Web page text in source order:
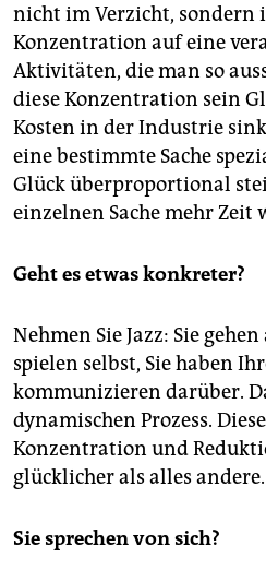
nicht im Verzicht, sondern
Konzentration auf eine
Aktivitäten, die man so
diese Konzentration sein
Kosten in der Industrie
eine bestimmte Sache
Glück überproportional
einzelnen Sache mehr Zeit
Geht es etwas konkreter?
Nehmen Sie Jazz: Sie
spielen selbst, Sie haben
kommunizieren darüber.
dynamischen Prozess.
Konzentration und
glücklicher als alles andere.
Sie sprechen von sich?